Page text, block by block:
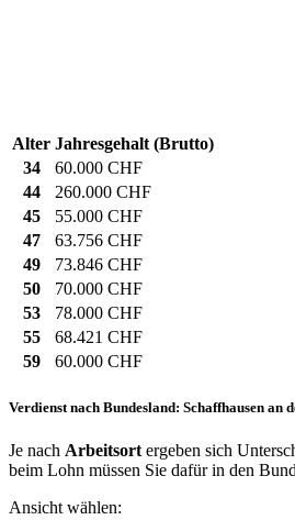
Alter Jahresgehalt (Brutto)
34
60.000 CHF
44
260.000 CHF
45
55.000 CHF
47
63.756 CHF
49
73.846 CHF
50
70.000 CHF
53
78.000 CHF
55
68.421 CHF
59
60.000 CHF
Verdienst nach Bundesland: Schaffhausen an
Je nach Arbeitsort ergeben sich
beim Lohn müssen Sie dafür in den
Ansicht wählen: